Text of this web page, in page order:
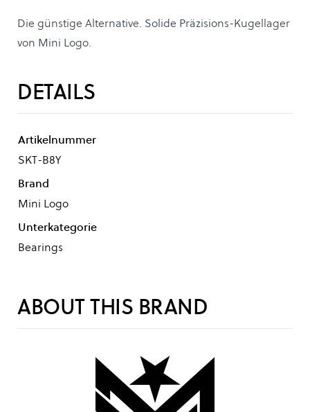
Die günstige Alternative. Solide Präzisions-Kugellager
von Mini Logo.
DETAILS
Artikelnummer
SKT-B8Y
Brand
Mini Logo
Unterkategorie
Bearings
ABOUT THIS BRAND